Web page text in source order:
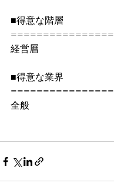
■得意な階層
経営層
■得意な業界
全般